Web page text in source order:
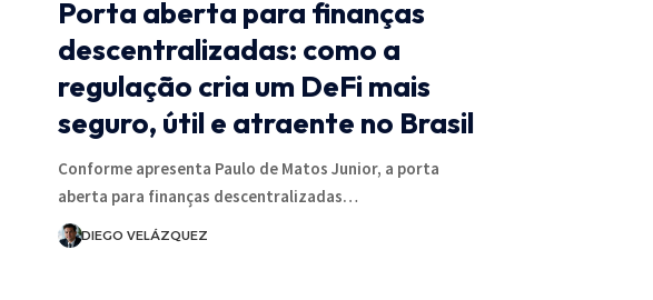
Porta aberta para finanças
descentralizadas: como a
regulação cria um DeFi mais
seguro, útil e atraente no Brasil
Conforme apresenta Paulo de Matos Junior, a porta
aberta para finanças descentralizadas…
DIEGO VELÁZQUEZ